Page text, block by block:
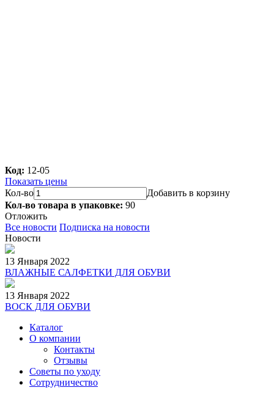
Код: 12-05
Показать цены
Кол-во
Добавить в корзину
Кол-во товара в упаковке: 90
Отложить
Все новости Подписка на новости
Новости
13 Января 2022
ВЛАЖНЫЕ САЛФЕТКИ ДЛЯ ОБУВИ
13 Января 2022
ВОСК ДЛЯ ОБУВИ
Каталог
О компании
Контакты
Отзывы
Советы по уходу
Сотрудничество